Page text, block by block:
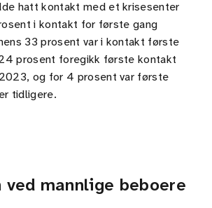
hatt kontakt med et krisesenter
i kontakt for første gang
33 prosent var i kontakt første
prosent foregikk første kontakt
og for 4 prosent var første
tidligere.
ved mannlige beboere